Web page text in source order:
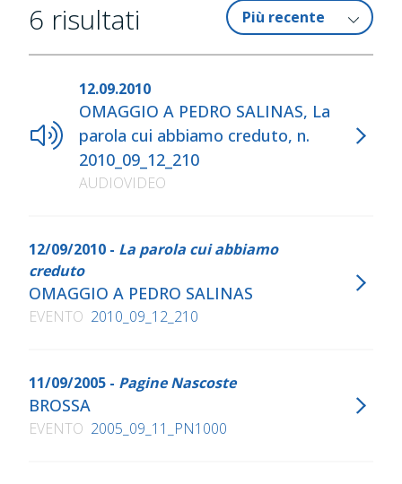
6 risultati
12.09.2010
OMAGGIO A PEDRO SALINAS, La
parola cui abbiamo creduto, n.
2010_09_12_210
AUDIOVIDEO
12/09/2010 - La parola cui abbiamo
creduto
OMAGGIO A PEDRO SALINAS
EVENTO 2010_09_12_210
11/09/2005 - Pagine Nascoste
BROSSA
EVENTO 2005_09_11_PN1000